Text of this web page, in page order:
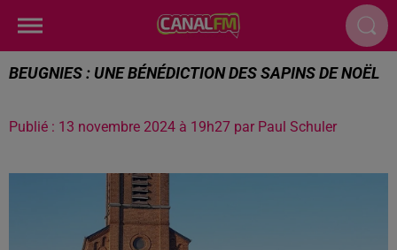
BEUGNIES : UNE BÉNÉDICTION DES SAPINS DE NOËL
Publié : 13 novembre 2024 à 19h27 par Paul Schuler